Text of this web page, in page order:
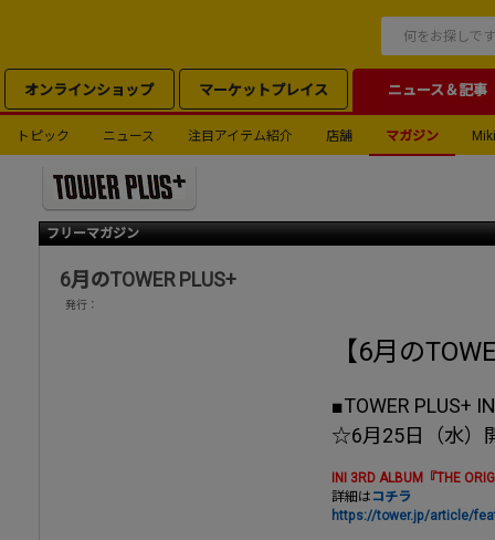
オンラインショップ マーケットプレイス ニュース＆記事
トピック ニュース 注目アイテム紹介 店舗 マガジン
フリーマガジン
6月のTOWER PLUS+
発行：
【6月の
■TOWER PLUS+
☆6月25日（水）
INI 3RD ALBUM『THE
詳細は コチラ
https://tower.jp/article/